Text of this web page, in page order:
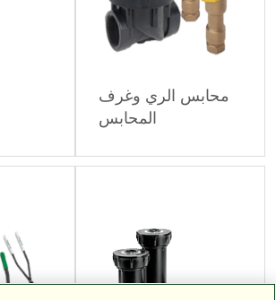
محابس الري وغرف
المحابس